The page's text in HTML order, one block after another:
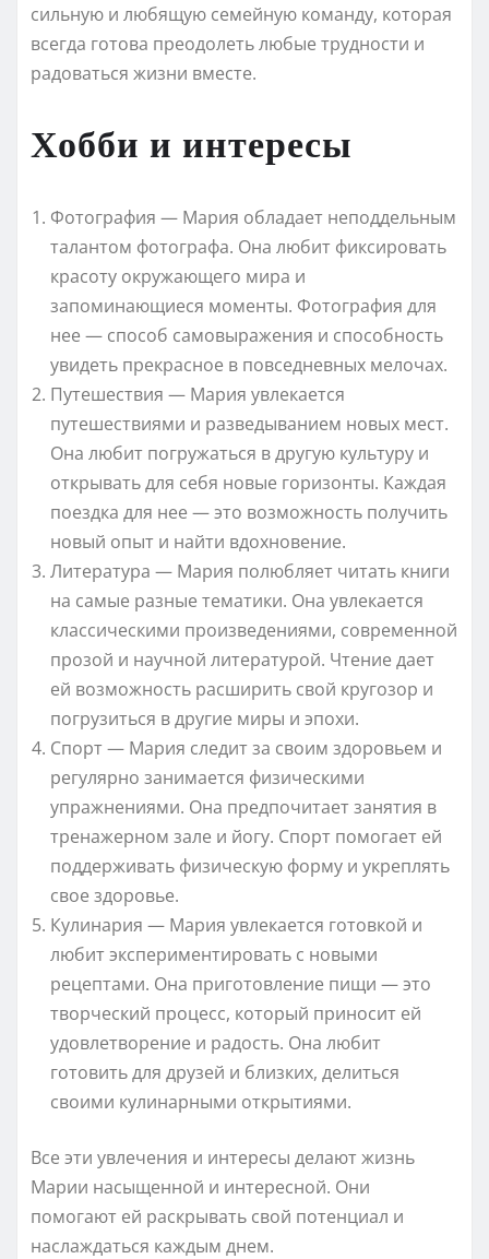
сильную и любящую семейную команду, которая
всегда готова преодолеть любые трудности и
радоваться жизни вместе.
Хобби и интересы
Фотография — Мария обладает неподдельным
талантом фотографа. Она любит фиксировать
красоту окружающего мира и
запоминающиеся моменты. Фотография для
нее — способ самовыражения и способность
увидеть прекрасное в повседневных мелочах.
Путешествия — Мария увлекается
путешествиями и разведыванием новых мест.
Она любит погружаться в другую культуру и
открывать для себя новые горизонты. Каждая
поездка для нее — это возможность получить
новый опыт и найти вдохновение.
Литература — Мария полюбляет читать книги
на самые разные тематики. Она увлекается
классическими произведениями, современной
прозой и научной литературой. Чтение дает
ей возможность расширить свой кругозор и
погрузиться в другие миры и эпохи.
Спорт — Мария следит за своим здоровьем и
регулярно занимается физическими
упражнениями. Она предпочитает занятия в
тренажерном зале и йогу. Спорт помогает ей
поддерживать физическую форму и укреплять
свое здоровье.
Кулинария — Мария увлекается готовкой и
любит экспериментировать с новыми
рецептами. Она приготовление пищи — это
творческий процесс, который приносит ей
удовлетворение и радость. Она любит
готовить для друзей и близких, делиться
своими кулинарными открытиями.
Все эти увлечения и интересы делают жизнь
Марии насыщенной и интересной. Они
помогают ей раскрывать свой потенциал и
наслаждаться каждым днем.